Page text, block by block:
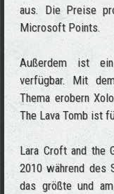
aus. Die Preise
Microsoft Points.
Außerdem ist
verfügbar. Mit
Thema erobern
The Lava Tomb ist
Lara Croft and the
2010 während des
das größte und